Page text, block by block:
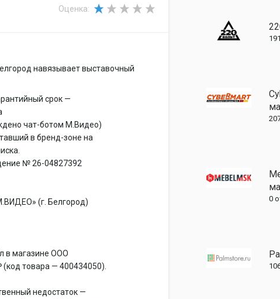
Оценка:
навязывает выставочный
срок —
чат-ботом М.Видео)
в бренд-зоне на
№ 26-04827392
(г. Белгород)
в магазине ООО
товара — 400434050).
недостаток —
0